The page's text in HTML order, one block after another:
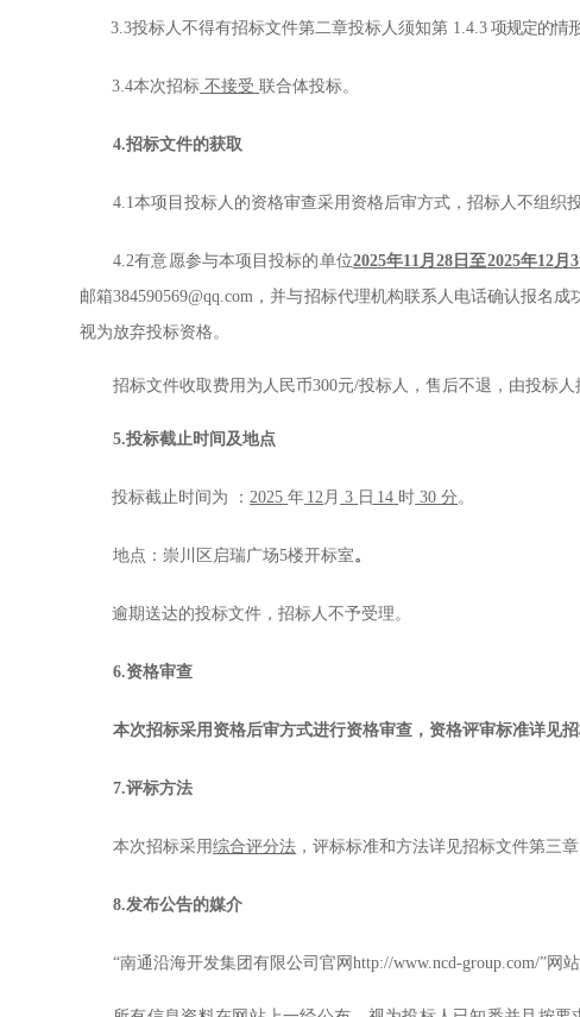
3.3投标人不得有招标文件第二章投标人须知第 1.4.3 项规定的情形
3.4本次招标 不接受 联合体投标。
4.招标文件的获取
4.1本项目投标人的资格审查采用资格后审方式，招标人不组织
4.2有意愿参与本项目投标的单位2025年11月28 日至2025年12月3
邮箱384590569@qq.com，并与招标代理机构联系人电话确认报名
视为放弃投标资格。
招标文件收取费用为人民币300元/投标人，售后不退，由投标
5.投标截止时间及地点
投标截止时间为 ：2025 年 12月 3 日 14 时 30 分。
地点： 崇川区启瑞广场5楼开标室。
逾期送达的投标文件，招标人不予受理。
6.资格审查
本次招标采用资格后审方式进行资格审查，资格评审标准详见招
7.评标方法
本次招标采用综合评分法 ，评标标准和方法详见招标文件第三章
8.发布公告的媒介
“南通沿海开发集团有限公司官网http://www.ncd-group.com/”